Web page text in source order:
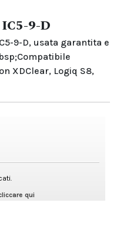
9-D
9-D, usata garantita e
XDClear, Logiq S8,